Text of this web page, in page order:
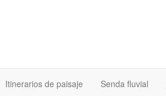
Itinerarios de paisaje Senda fluvial